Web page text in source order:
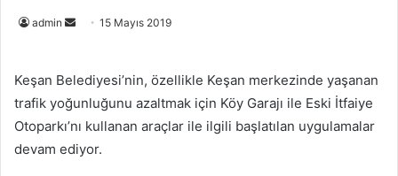
admin
e
-
p
o
15 Mayıs 2019
Keşan Belediyesi’nin, özellikle Keşan merkezinde yaşanan
trafik yoğunluğunu azaltmak için Köy Garajı ile Eski İtfaiye
Otoparkı’nı kullanan araçlar ile ilgili başlatılan uygulamalar
devam ediyor.